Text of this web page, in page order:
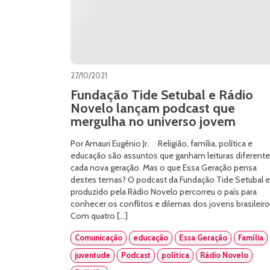
27/10/2021
Fundação Tide Setubal e Rádio
Novelo lançam podcast que
mergulha no universo jovem
Por Amauri Eugênio Jr. Religião, família, política e
educação são assuntos que ganham leituras
cada nova geração. Mas o que Essa Geração pensa
destes temas? O podcast da Fundação Tide Setubal e
produzido pela Rádio Novelo percorreu o país para
conhecer os conflitos e dilemas dos jovens
Com quatro […]
Comunicação educação Essa Geração
Família
juventude
Podcast política
Rádio Novelo